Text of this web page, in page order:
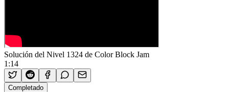
Solución del Nivel 1324 de Color Block Jam
1:14
Completado